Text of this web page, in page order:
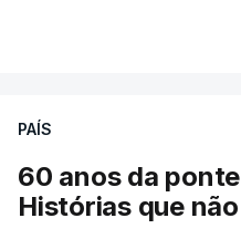
PAÍS
60 anos da
Histórias que